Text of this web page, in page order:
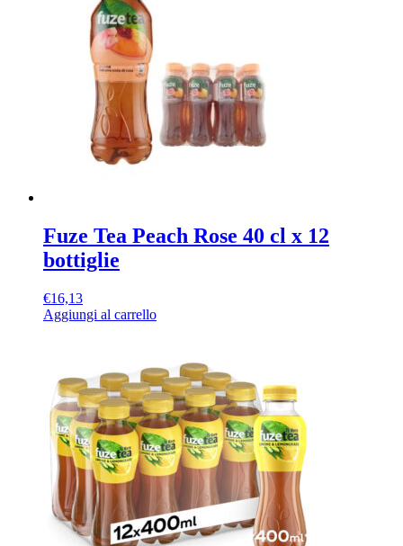
Fuze Tea Peach Rose 40 cl x 12
bottiglie
€16,13
Aggiungi al carrello